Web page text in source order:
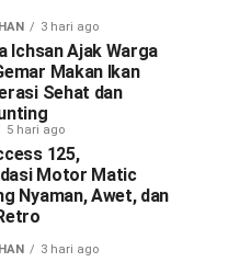
3 hari ago
Ichsan Ajak Warga
Makan Ikan
Sehat dan
5 hari ago
125,
Motor Matic
Nyaman, Awet, dan
3 hari ago